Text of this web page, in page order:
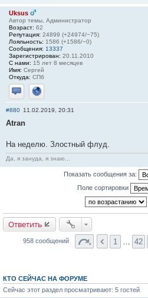
Uksus
Автор темы, Администратор
Возраст: 62
Репутация: 24899 (+24974/−75)
Лояльность: 1586 (+1586/−0)
Сообщения: 13337
Зарегистрирован: 20.11.2010
С нами: 15 лет 8 месяцев
Имя: Сергей
Откуда: СПб
Отправить личное сообщение
Сайт
#880 11.02.2019, 20:31
Atran
На неделю. Злостный флуд.
Да, я зануда, я знаю...
Показать сообщения за:
Поле сортировки
Ответить
958 сообщений 1 42
КТО СЕЙЧАС НА ФОРУМЕ
Сейчас этот раздел просматривают: 5 гостей